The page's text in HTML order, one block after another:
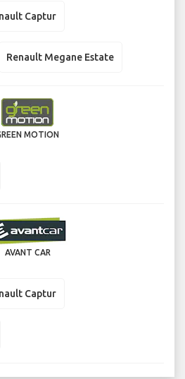
Captur
Renault Megane Estate
MOTION
AVANT CAR
Captur